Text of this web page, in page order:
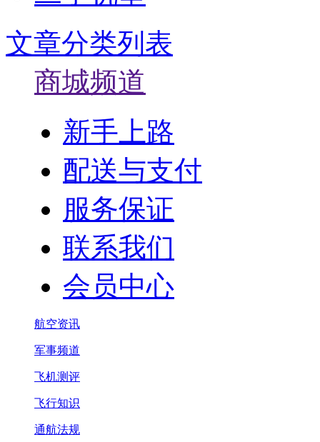
文章分类列表
商城频道
新手上路
配送与支付
服务保证
联系我们
会员中心
航空资讯
军事频道
飞机测评
飞行知识
通航法规